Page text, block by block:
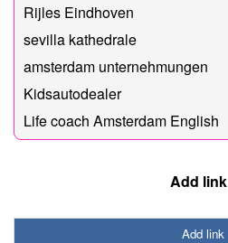
Rijles Eindhoven
sevilla kathedrale
amsterdam unternehmungen
Kidsautodealer
Life coach Amsterdam English
Add link
Add link